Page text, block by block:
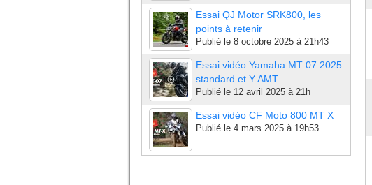
Essai QJ Motor SRK800, les
points à retenir
Publié le 8 octobre 2025 à 21h43
Essai vidéo Yamaha MT 07 2025
standard et Y AMT
Publié le 12 avril 2025 à 21h
Essai vidéo CF Moto 800 MT X
Publié le 4 mars 2025 à 19h53